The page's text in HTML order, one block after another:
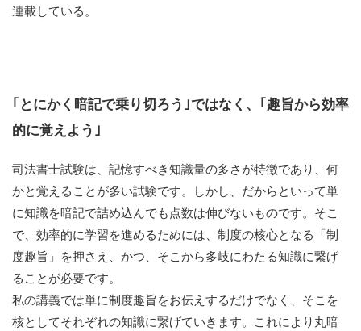
連載している。
｢とにかく暗記で乗り切ろう｣ではなく、｢趣旨から効率
的に覚えよう｣
司法書士試験は、記憶すべき知識量の多さが特徴であり、何
かと覚えることが多い試験です。しかし、だからといって単
に知識を暗記で詰め込んでも点数は伸びないものです。そこ
で、効率的に学習を進めるためには、制度の核心となる「制
度趣旨」を押さえ、かつ、そこから多岐にわたる知識に繋げ
ることが必要です。
私の講義では単に制度趣旨をお伝えするだけでなく、そこを
核としてそれぞれの知識に繋げていきます。これにより丸暗